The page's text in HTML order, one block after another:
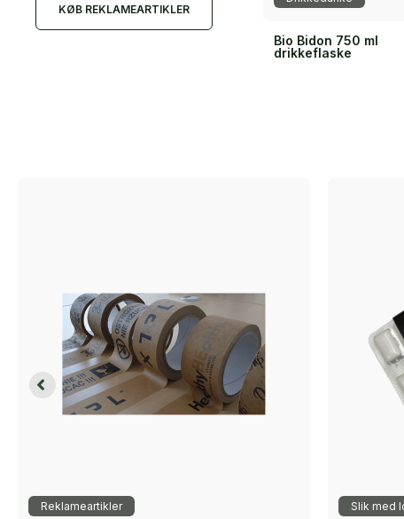
KØB REKLAMEARTIKLER
Bio Bidon 750 ml
drikkeflaske
Reklameartikler Slik med